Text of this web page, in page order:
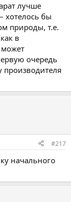
лучше
хотелось бы
природы, т.е.
в
может
очередь
производителя
#217
начального